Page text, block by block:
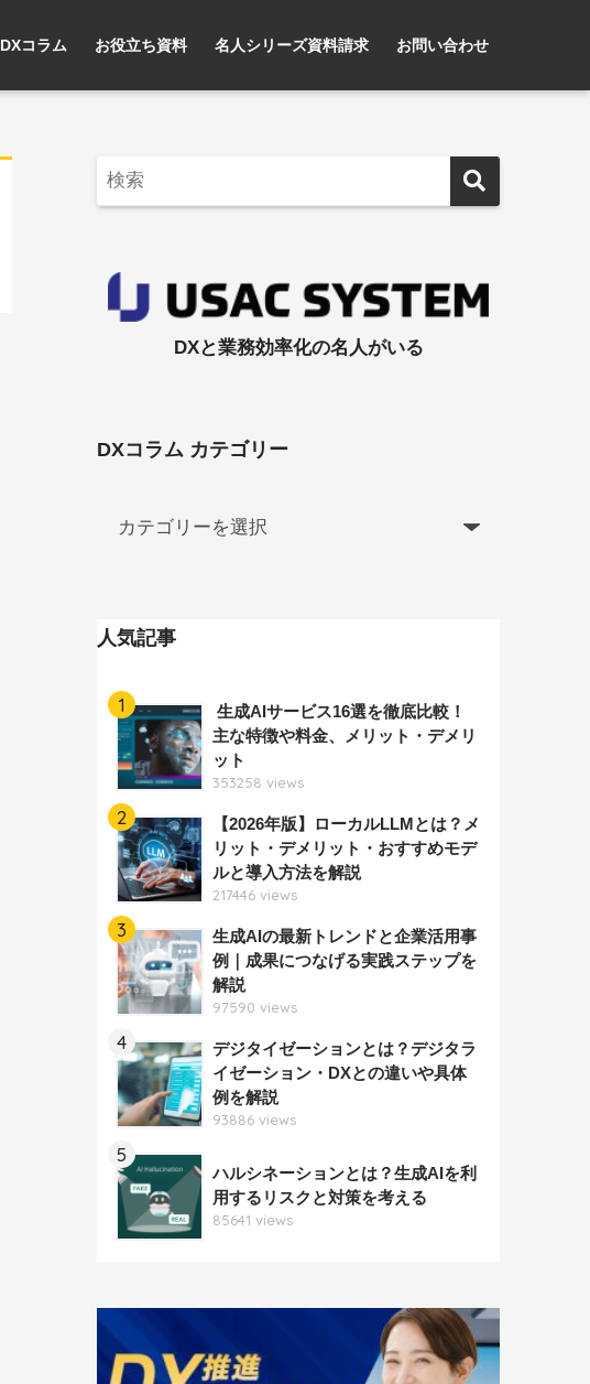
DXコラム お役立ち資料 名人シリーズ資料請求 お問い合わせ
DXと業務効率化の名人がいる
DXコラム カテゴリー
人気記事
1
生成AIサービス16選を徹底比較！
主な特徴や料金、メリット・デメリ
ット
353258 views
2
【2026年版】ローカルLLMとは？メ
リット・デメリット・おすすめモデ
ルと導入方法を解説
217446 views
3
生成AIの最新トレンドと企業活用事
例｜成果につなげる実践ステップを
解説
97590 views
4
デジタイゼーションとは？デジタラ
イゼーション・DXとの違いや具体
例を解説
93886 views
5
ハルシネーションとは？生成AIを利
用するリスクと対策を考える
85641 views